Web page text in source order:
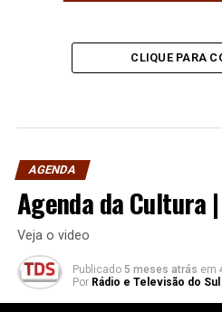
CLIQUE PARA
AGENDA
Agenda da Cultura
Veja o video
Publicado 5 meses atrás em
Por Rádio e Televisão do Sul